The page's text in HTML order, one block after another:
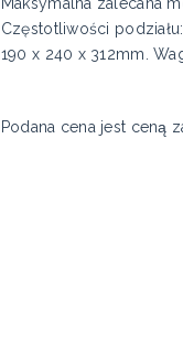
Częstotliwości
190 x 240 x 312mm.
Podana cena jest ceną